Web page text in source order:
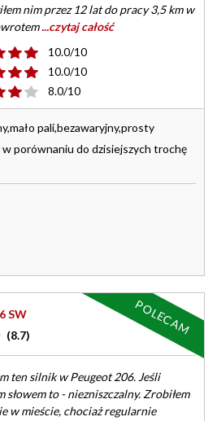
nim przez 12 lat do pracy 3,5 km w
...czytaj całość
10.0/10
10.0/10
8.0/10
pali,bezawaryjny,prosty
porównaniu do dzisiejszych trochę
SW
(8.7)
ten silnik w Peugeot 206. Jeśli
słowem to - niezniszczalny. Zrobiłem
w mieście, chociaż regularnie
POLECAM